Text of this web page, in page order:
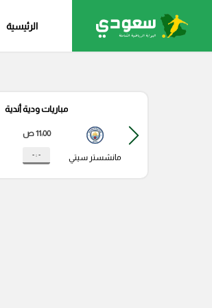
الرئيسية
مباريات ودية أندية
مانشستر سيتي
11:00 ص
- : -